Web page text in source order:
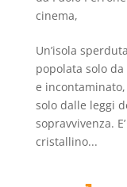
cinema,
Un’isola
popolata solo
e
solo dalle leggi
sopravvivenza.
cristallino...